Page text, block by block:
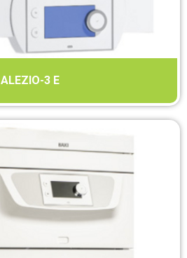
ALEZIO-3 E